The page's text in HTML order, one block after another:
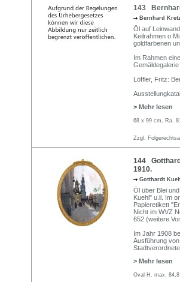
143
Bernhard
Öl auf
Keilrahmen
goldfarbenen
Im Rahmen
Löffler, Fritz:
> Mehr lesen
68 x 99 cm, Ra.
Zzgl.
144
1910.
Gotthardt
Öl über Blei
Kuehl" u.li. Im
Papieretikett
Nicht im WVZ
652 (weitere
Im Jahr 1908
Ausführung
> Mehr lesen
Oval H. max.